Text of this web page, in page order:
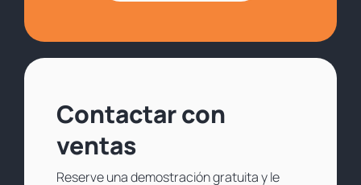
Contactar con
ventas
Reserve una demostración gratuita y le